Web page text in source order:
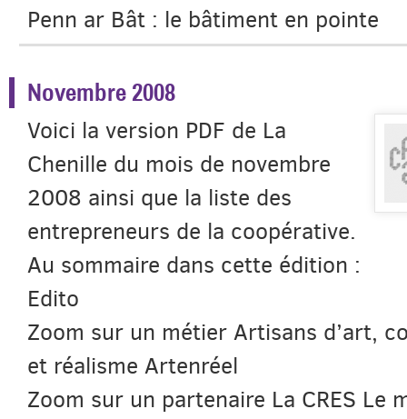
Penn ar Bât : le bâtiment en pointe
Novembre 2008
Voici la version PDF de La
Chenille du mois de novembre
2008 ainsi que la liste des
entrepreneurs de la coopérative.
Au sommaire dans cette édition :
Edito
Zoom sur un métier Artisans d’art,
et réalisme Artenréel
Zoom sur un partenaire La CRES Le